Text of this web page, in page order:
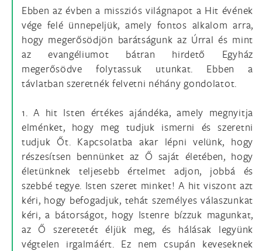
Ebben az évben a missziós világnapot a Hit évének
vége felé ünnepeljük, amely fontos alkalom arra,
hogy megerősödjön barátságunk az Úrral és mint
az evangéliumot bátran hirdető Egyház
megerősödve folytassuk utunkat. Ebben a
távlatban szeretnék felvetni néhány gondolatot.
1. A hit Isten értékes ajándéka, amely megnyitja
elménket, hogy meg tudjuk ismerni és szeretni
tudjuk Őt. Kapcsolatba akar lépni velünk, hogy
részesítsen bennünket az Ő saját életében, hogy
életünknek teljesebb értelmet adjon, jobbá és
szebbé tegye. Isten szeret minket! A hit viszont azt
kéri, hogy befogadjuk, tehát személyes válaszunkat
kéri, a bátorságot, hogy Istenre bízzuk magunkat,
az Ő szeretetét éljük meg, és hálásak legyünk
végtelen irgalmáért. Ez nem csupán keveseknek